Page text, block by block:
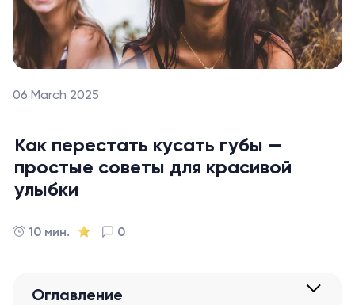
06 March 2025
Как перестать кусать губы —
простые советы для красивой
улыбки
10 мин. 0
Оглавление